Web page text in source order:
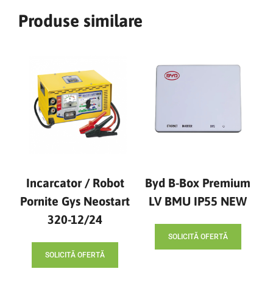
Produse similare
Incarcator / Robot
Pornite Gys Neostart
320-12/24
SOLICITĂ OFERTĂ
Byd B-Box Premium
LV BMU IP55 NEW
SOLICITĂ OFERTĂ